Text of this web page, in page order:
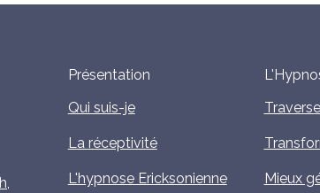
Présentation
Qui suis-je
La réceptivité
L'hypnose Ericksonienne Mieux